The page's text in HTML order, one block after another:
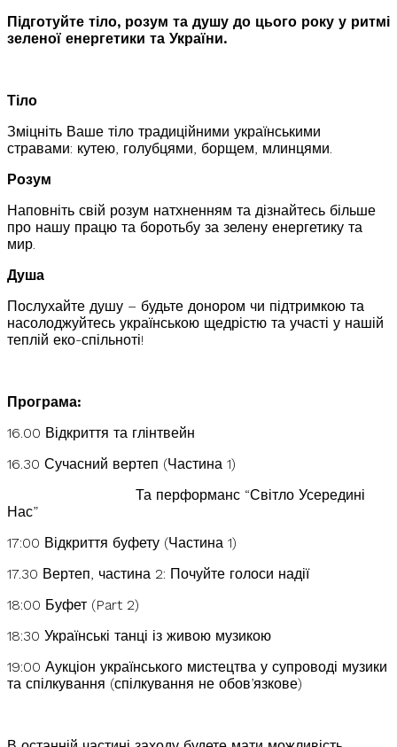
Підготуйте тіло, розум та душу до цього року у ритмі
зеленої енергетики та України.
Тіло
Зміцніть Ваше тіло традиційними українськими
стравами: кутею, голубцями, борщем, млинцями.
Розум
Наповніть свій розум натхненням та дізнайтесь більше
про нашу працю та боротьбу за зелену енергетику та
мир.
Душа
Послухайте душу – будьте донором чи підтримкою та
насолоджуйтесь українською щедрістю та участі у нашій
теплій еко-спільноті!
Програма:
16.00 Відкриття та глінтвейн
16.30 Сучасний вертеп (Частина 1)
Та перформанс “Світло Усередині
Нас”
17:00 Відкриття буфету (Частина 1)
17.30 Вертеп, частина 2: Почуйте голоси надії
18:00 Буфет (Part 2)
18:30 Українські танці із живою музикою
19:00 Аукціон українського мистецтва у супроводі музики
та спілкування (спілкування не обов’язкове)